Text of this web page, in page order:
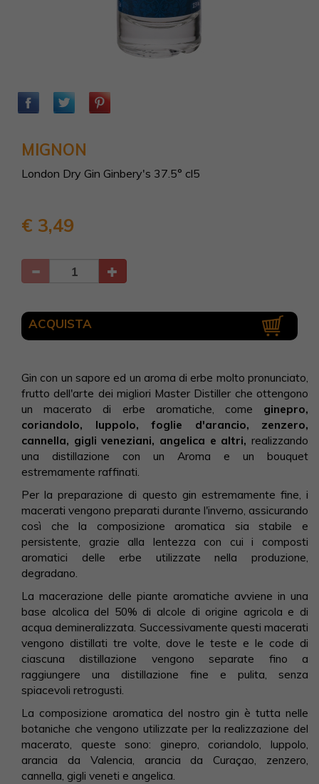
MIGNON
London Dry Gin Ginbery's 37.5° cl5
€ 3,49
ACQUISTA
Gin con un sapore ed un aroma di erbe molto pronunciato,
frutto dell'arte dei migliori Master Distiller che ottengono
un macerato di erbe aromatiche, come ginepro,
coriandolo, luppolo, foglie d'arancio, zenzero,
cannella, gigli veneziani, angelica e altri, realizzando
una distillazione con un Aroma e un bouquet
estremamente raffinati.
Per la preparazione di questo gin estremamente fine, i
macerati vengono preparati durante l'inverno, assicurando
così che la composizione aromatica sia stabile e
persistente, grazie alla lentezza con cui i composti
aromatici delle erbe utilizzate nella produzione,
degradano.
La macerazione delle piante aromatiche avviene in una
base alcolica del 50% di alcole di origine agricola e di
acqua demineralizzata. Successivamente questi macerati
vengono distillati tre volte, dove le teste e le code di
ciascuna distillazione vengono separate fino a
raggiungere una distillazione fine e pulita, senza
spiacevoli retrogusti.
La composizione aromatica del nostro gin è tutta nelle
botaniche che vengono utilizzate per la realizzazione del
macerato, queste sono: ginepro, coriandolo, luppolo,
arancia da Valencia, arancia da Curaçao, zenzero,
cannella, gigli veneti e angelica.